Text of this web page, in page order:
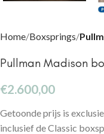
Home Boxsprings
Pullman Madison
€2.600,00
Getoonde prijs is
inclusief de Classic